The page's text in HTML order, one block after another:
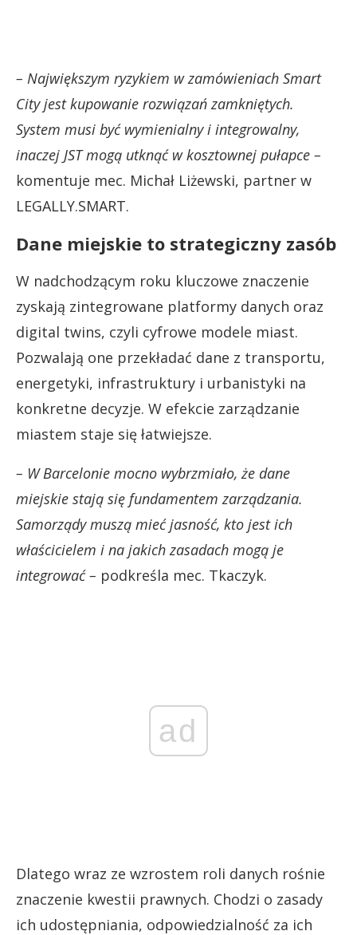
– Największym ryzykiem w zamówieniach Smart
City jest kupowanie rozwiązań zamkniętych.
System musi być wymienialny i integrowalny,
inaczej JST mogą utknąć w kosztownej pułapce –
komentuje mec. Michał Liżewski, partner w
LEGALLY.SMART.
Dane miejskie to strategiczny zasób
W nadchodzącym roku kluczowe znaczenie
zyskają zintegrowane platformy danych oraz
digital twins, czyli cyfrowe modele miast.
Pozwalają one przekładać dane z transportu,
energetyki, infrastruktury i urbanistyki na
konkretne decyzje. W efekcie zarządzanie
miastem staje się łatwiejsze.
– W Barcelonie mocno wybrzmiało, że dane
miejskie stają się fundamentem zarządzania.
Samorządy muszą mieć jasność, kto jest ich
właścicielem i na jakich zasadach mogą je
integrować – podkreśla mec. Tkaczyk.
ad
Dlatego wraz ze wzrostem roli danych rośnie
znaczenie kwestii prawnych. Chodzi o zasady
ich udostępniania, odpowiedzialność za ich